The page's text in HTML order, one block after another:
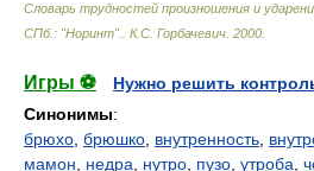
Словарь трудностей произношения и
СПб.: "Норинт".
К.С. Горбачевич 2000
Игры ⚽
Нужно решить
Синонимы:
брюхо брюшко внутренность
мамон
недра нутро пузо утроба